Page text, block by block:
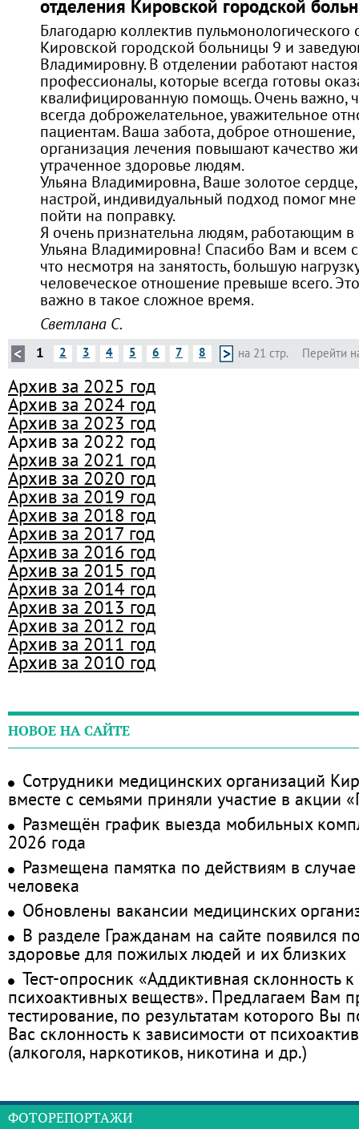
отделения Кировской городской
Благодарю коллектив пульмонологического
Кировской городской больницы 9 и
Владимировну. В отделении работают
профессионалы, которые всегда готовы
квалифицированную помощь. Очень важно,
всегда доброжелательное, уважительное
пациентам. Ваша забота, доброе отношение,
организация лечения повышают качество
утраченное здоровье людям.
Ульяна Владимировна, Ваше золотое
настрой, индивидуальный подход помог
пойти на поправку.
Я очень признательна людям, работающим в
Ульяна Владимировна! Спасибо Вам и всем
что несмотря на занятость, большую
человеческое отношение превыше всего.
важно в такое сложное время.
Светлана С.
Перейти
1 2 3 4 5 6 7 8 на 21 стр.
Архив за 2025 год
Архив за 2024 год
Архив за 2023 год
Архив за 2022 год
Архив за 2021 год
Архив за 2020 год
Архив за 2019 год
Архив за 2018 год
Архив за 2017 год
Архив за 2016 год
Архив за 2015 год
Архив за 2014 год
Архив за 2013 год
Архив за 2012 год
Архив за 2011 год
Архив за 2010 год
НОВОЕ НА САЙТЕ
Сотрудники медицинских организаций
вместе с семьями приняли участие в акции
Размещён график выезда мобильных
2026 года
Размещена памятка по действиям в
человека
Обновлены вакансии медицинских
В разделе Гражданам на сайте появился
здоровье для пожилых людей и их близких
Тест-опросник «Аддиктивная склонность
психоактивных веществ». Предлагаем Вам
тестирование, по результатам которого Вы
Вас склонность к зависимости от
(алкоголя, наркотиков, никотина и др.)
ФОТОРЕПОРТАЖИ